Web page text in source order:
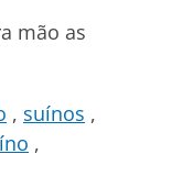
mão as
suínos